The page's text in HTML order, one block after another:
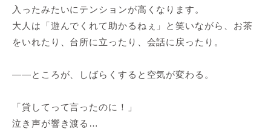
入ったみたいにテンションが高くなります。
大人は「遊んでくれて助かるねぇ」と笑いながら、お茶
をいれたり、台所に立ったり、会話に戻ったり。
――ところが、しばらくすると空気が変わる。
「貸してって言ったのに！」
泣き声が響き渡る…